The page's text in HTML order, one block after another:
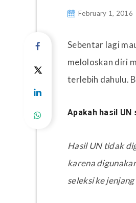
February 1, 2016
Sebentar lagi
meloloskan diri
terlebih dahulu.
Apakah hasil
Hasil UN tidak
karena
seleksi ke